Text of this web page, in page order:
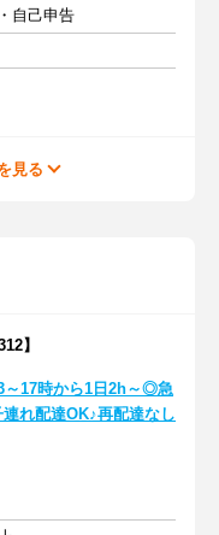
自己申告
見る
】
～17時から1日2h～◎急
れ配達OK♪再配達なし